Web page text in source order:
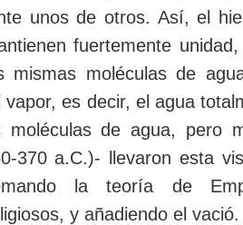
unos de otros. Así, el
fuertemente
mismas moléculas de
es decir, el agua
moléculas de agua, pero
370 a.C.)- llevaron esta
la teoría de
y añadiendo el vació.